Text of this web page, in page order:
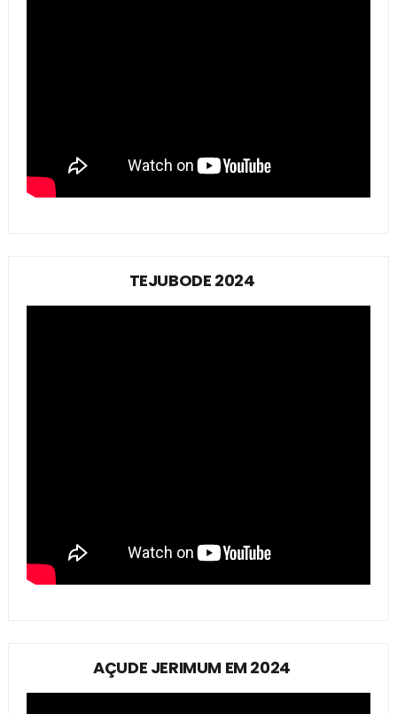
TEJUBODE 2024
AÇUDE JERIMUM EM 2024